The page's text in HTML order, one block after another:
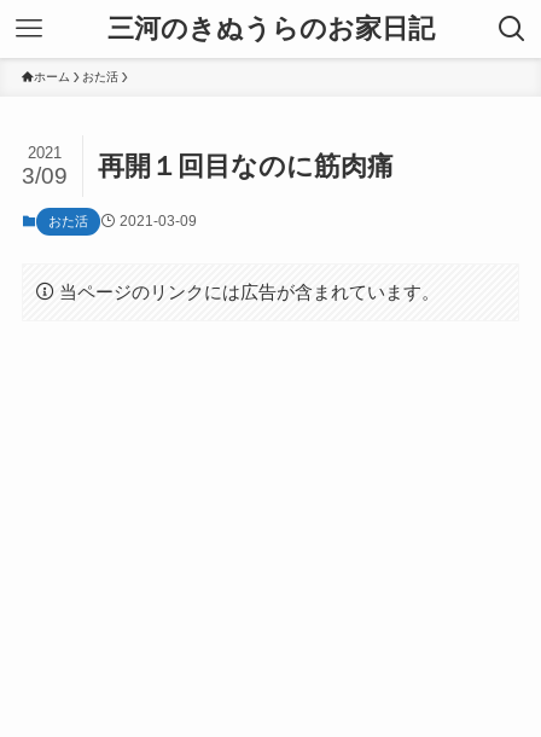
三河のきぬうらのお家日記
ホーム おた活
再開１回目なのに筋肉痛
2021
3/09
おた活 2021-03-09
当ページのリンクには広告が含まれています。